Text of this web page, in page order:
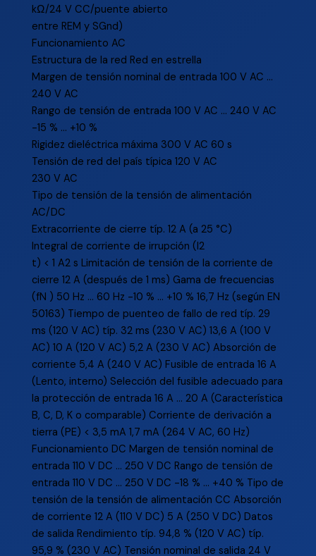
kΩ/24 V CC/puente abierto
entre REM y SGnd)
Funcionamiento AC
Estructura de la red Red en estrella
Margen de tensión nominal de entrada 100 V AC …
240 V AC
Rango de tensión de entrada 100 V AC … 240 V AC
-15 % … +10 %
Rigidez dieléctrica máxima 300 V AC 60 s
Tensión de red del país típica 120 V AC
230 V AC
Tipo de tensión de la tensión de alimentación
AC/DC
Extracorriente de cierre típ. 12 A (a 25 °C)
Integral de corriente de irrupción (I2
t) < 1 A2 s Limitación de tensión de la corriente de
cierre 12 A (después de 1 ms) Gama de frecuencias
(fN ) 50 Hz ... 60 Hz -10 % ... +10 % 16,7 Hz (según EN
50163) Tiempo de puenteo de fallo de red típ. 29
ms (120 V AC) típ. 32 ms (230 V AC) 13,6 A (100 V
AC) 10 A (120 V AC) 5,2 A (230 V AC) Absorción de
corriente 5,4 A (240 V AC) Fusible de entrada 16 A
(Lento, interno) Selección del fusible adecuado para
la protección de entrada 16 A ... 20 A (Característica
B, C, D, K o comparable) Corriente de derivación a
tierra (PE) < 3,5 mA 1,7 mA (264 V AC, 60 Hz)
Funcionamiento DC Margen de tensión nominal de
entrada 110 V DC ... 250 V DC Rango de tensión de
entrada 110 V DC ... 250 V DC -18 % ... +40 % Tipo de
tensión de la tensión de alimentación CC Absorción
de corriente 12 A (110 V DC) 5 A (250 V DC) Datos
de salida Rendimiento típ. 94,8 % (120 V AC) típ.
95,9 % (230 V AC) Tensión nominal de salida 24 V